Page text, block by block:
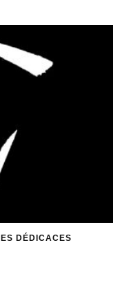
DÉDICACES